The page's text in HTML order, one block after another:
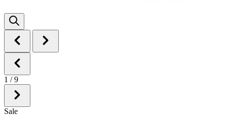
1 / 9
Sale